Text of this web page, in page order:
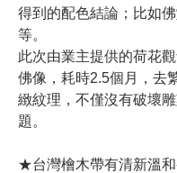
得到的配色結論；比如佛
等。
此次由業主提供的荷花
佛像，耗時2.5個月，去
緻紋理，不僅沒有破壞
題。
★台灣檜木帶有清新溫